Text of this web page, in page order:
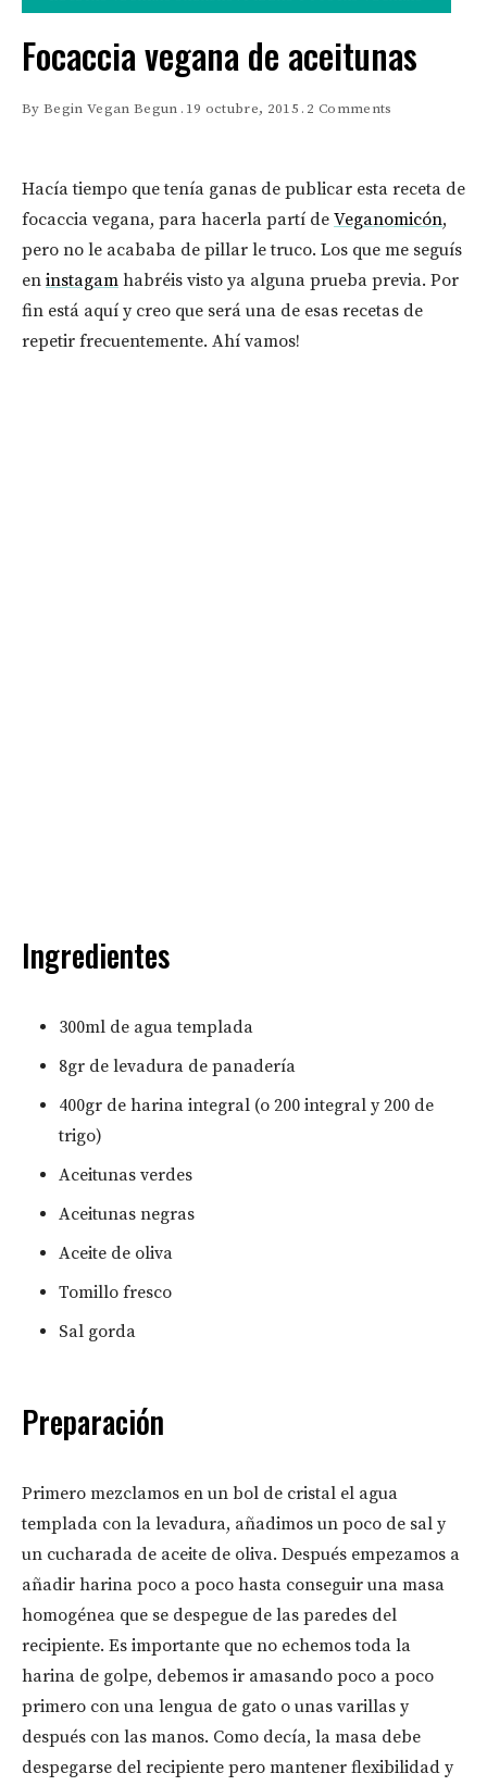
Focaccia vegana de aceitunas
By Begin Vegan Begun 19 octubre, 2015 2 Comments
Hacía tiempo que tenía ganas de publicar esta receta de
focaccia vegana, para hacerla partí de Veganomicón,
pero no le acababa de pillar le truco. Los que me seguís
en instagam habréis visto ya alguna prueba previa. Por
fin está aquí y creo que será una de esas recetas de
repetir frecuentemente. Ahí vamos!
Ingredientes
300ml de agua templada
8gr de levadura de panadería
400gr de harina integral (o 200 integral y 200 de
trigo)
Aceitunas verdes
Aceitunas negras
Aceite de oliva
Tomillo fresco
Sal gorda
Preparación
Primero mezclamos en un bol de cristal el agua
templada con la levadura, añadimos un poco de sal y
un cucharada de aceite de oliva. Después empezamos a
añadir harina poco a poco hasta conseguir una masa
homogénea que se despegue de las paredes del
recipiente. Es importante que no echemos toda la
harina de golpe, debemos ir amasando poco a poco
primero con una lengua de gato o unas varillas y
después con las manos. Como decía, la masa debe
despegarse del recipiente pero mantener flexibilidad y